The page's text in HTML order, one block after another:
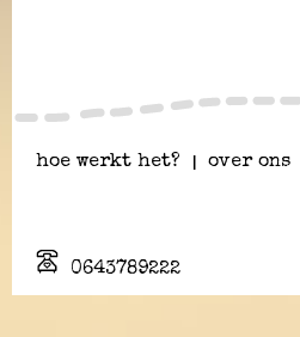
hoe werkt het? over ons
0643789222